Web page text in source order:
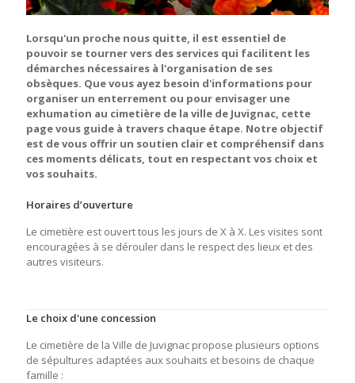
Lorsqu'un proche nous quitte, il est essentiel de
pouvoir se tourner vers des services qui facilitent les
démarches nécessaires à l'organisation de ses
obsèques. Que vous ayez besoin d'informations pour
organiser un enterrement ou pour envisager une
exhumation au cimetière de la ville de Juvignac, cette
page vous guide à travers chaque étape. Notre objectif
est de vous offrir un soutien clair et compréhensif dans
ces moments délicats, tout en respectant vos choix et
vos souhaits.
Horaires d’ouverture
Le cimetière est ouvert tous les jours de X à X. Les visites sont
encouragées à se dérouler dans le respect des lieux et des
autres visiteurs.
Le choix d'une concession
Le cimetière de la Ville de Juvignac propose plusieurs options
de sépultures adaptées aux souhaits et besoins de chaque
famille :